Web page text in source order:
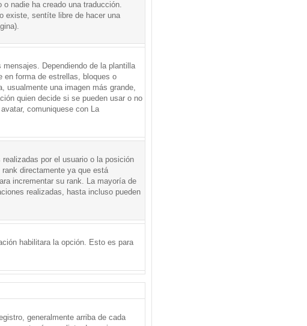
nadie ha creado una traducción.
existe, sentíte libre de hacer una
Dependiendo de la plantilla
en forma de estrellas, bloques o
usualmente una imagen más grande,
quien decide si se pueden usar o no
comuniquese con La
por el usuario o la posición
directamente ya que está
incrementar su rank. La mayoría de
realizadas, hasta incluso pueden
habilitara la opción. Esto es para
generalmente arriba de cada